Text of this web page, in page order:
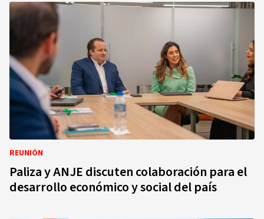
REUNIÓN
Paliza y ANJE discuten colaboración para el
desarrollo económico y social del país